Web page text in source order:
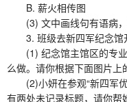
B. 薪火相传图
(3) 文中画线句有语病，
3. 班级去新四军纪念馆
(1) 纪念馆主馆区的专业
么做。请你根据下面图片
(2)小妍在参观“新四军优
有两处未记录标题，请你帮